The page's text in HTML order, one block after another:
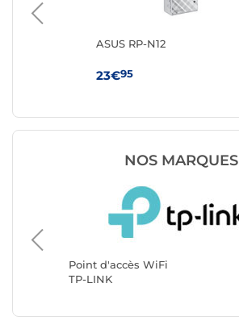
ASUS RP-N12
23€95
NOS MARQUES
Point d'accès WiFi
TP-LINK